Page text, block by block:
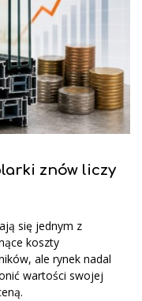
znów liczy
się jednym z
koszty
ale rynek nadal
wartości swojej